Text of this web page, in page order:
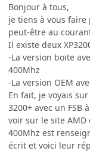
Bonjour à tous,
je tiens à vous
peut-être au
Il existe deux
-La version boite
400Mhz
-La version OEM
En fait, je voyais
3200+ avec un FSB
voir sur le site AMD
400Mhz est
écrit et voici leur